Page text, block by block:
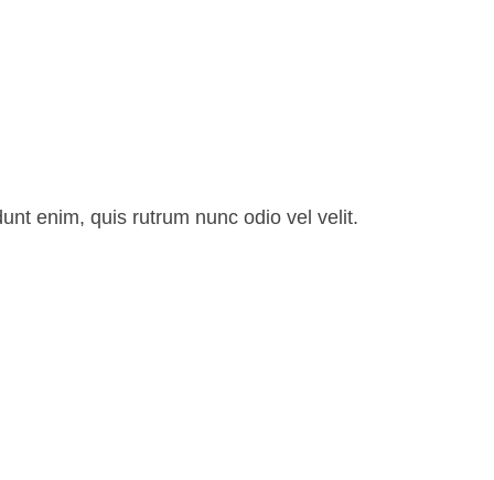
enim, quis rutrum nunc odio vel velit.